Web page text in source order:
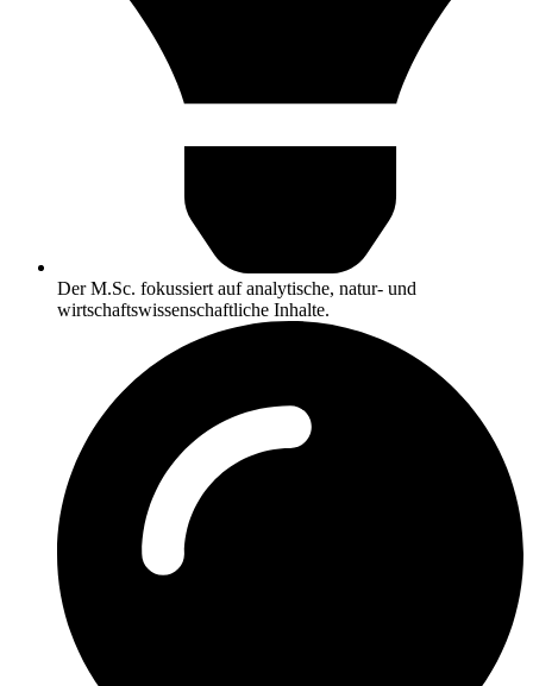
Der M.Sc. fokussiert auf analytische, natur- und
wirtschaftswissenschaftliche Inhalte.